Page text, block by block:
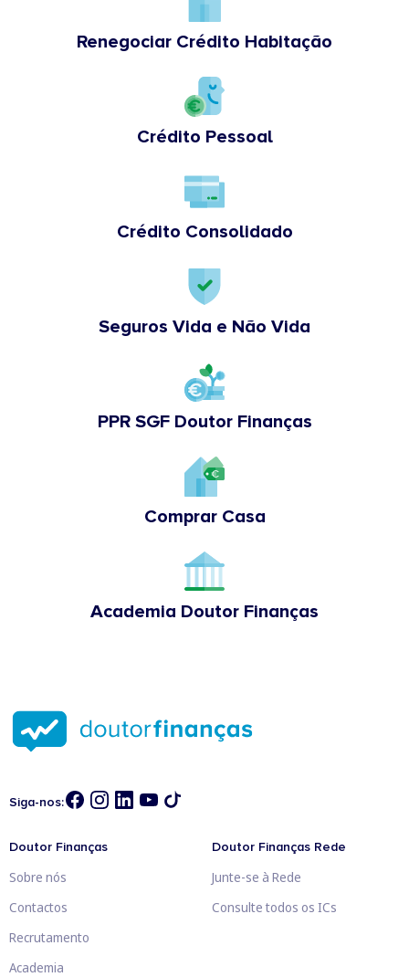
Renegociar Crédito Habitação
Crédito Pessoal
Crédito Consolidado
Seguros Vida e Não Vida
PPR SGF Doutor Finanças
Comprar Casa
Academia Doutor Finanças
Siga-nos:
Doutor Finanças
Sobre nós
Contactos
Recrutamento
Academia
Doutor Finanças Rede
Junte-se à Rede
Consulte todos os ICs